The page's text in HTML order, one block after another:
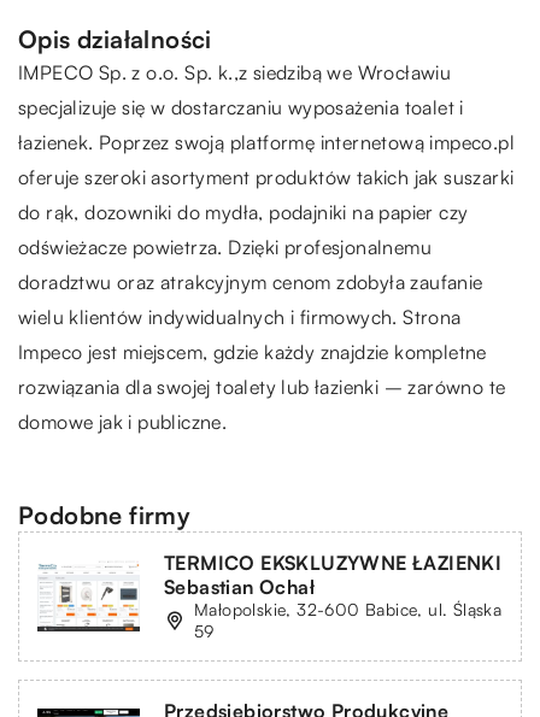
Opis działalności
IMPECO Sp. z o.o. Sp. k.,z siedzibą we Wrocławiu
specjalizuje się w dostarczaniu wyposażenia toalet i
łazienek. Poprzez swoją platformę internetową impeco.pl
oferuje szeroki asortyment produktów takich jak suszarki
do rąk, dozowniki do mydła, podajniki na papier czy
odświeżacze powietrza. Dzięki profesjonalnemu
doradztwu oraz atrakcyjnym cenom zdobyła zaufanie
wielu klientów indywidualnych i firmowych. Strona
Impeco jest miejscem, gdzie każdy znajdzie kompletne
rozwiązania dla swojej toalety lub łazienki – zarówno te
domowe jak i publiczne.
Podobne firmy
TERMICO EKSKLUZYWNE ŁAZIENKI
Sebastian Ochał
Małopolskie, 32-600 Babice, ul. Śląska
59
Przedsiębiorstwo Produkcyjne